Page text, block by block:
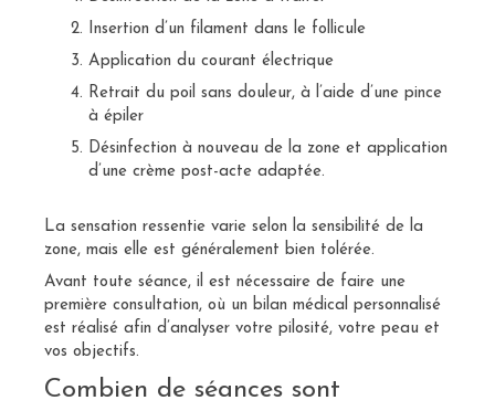
Insertion d’un filament dans le follicule
Application du courant électrique
Retrait du poil sans douleur, à l’aide d’une pince
à épiler
Désinfection à nouveau de la zone et application
d’une crème post-acte adaptée.
La sensation ressentie varie selon la sensibilité de la
zone, mais elle est généralement bien tolérée.
Avant toute séance, il est nécessaire de faire une
première consultation, où un bilan médical personnalisé
est réalisé afin d’analyser votre pilosité, votre peau et
vos objectifs.
Combien de séances sont